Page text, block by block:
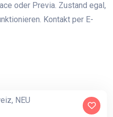
oder Previa. Zustand egal,
Kontakt per E-